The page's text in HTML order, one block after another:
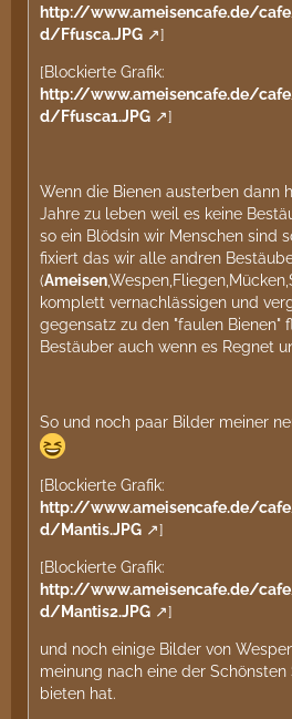
http://www.ameisencafe.de/
d/Ffusca.JPG
]
[Blockierte Grafik:
http://www.ameisencafe.de/
d/Ffusca1.JPG
]
Wenn die Bienen austerben dann
Jahre zu leben weil es keine
so ein Blödsin wir Menschen sind
fixiert das wir alle andren
(Ameisen
komplett vernachlässigen und
gegensatz zu den "faulen Bienen"
Bestäuber auch wenn es Regnet
So und noch paar Bilder meiner
[Blockierte Grafik:
http://www.ameisencafe.de/
d/Mantis.JPG
]
[Blockierte Grafik:
http://www.ameisencafe.de/
d/Mantis2.JPG
]
und noch einige Bilder von
meinung nach eine der
bieten hat.